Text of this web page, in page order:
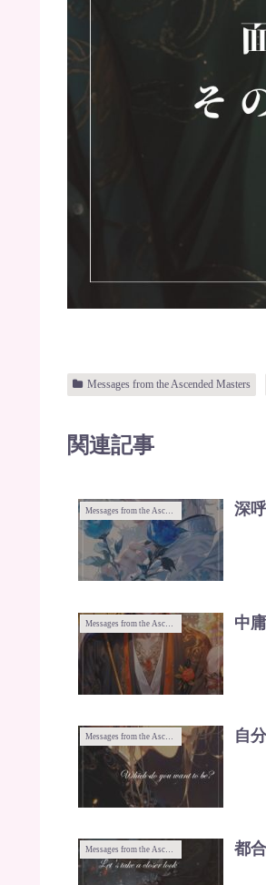
Messages from the Ascended Masters
関連記事
深
中庸
自
Messages from the Ascended Masters 都